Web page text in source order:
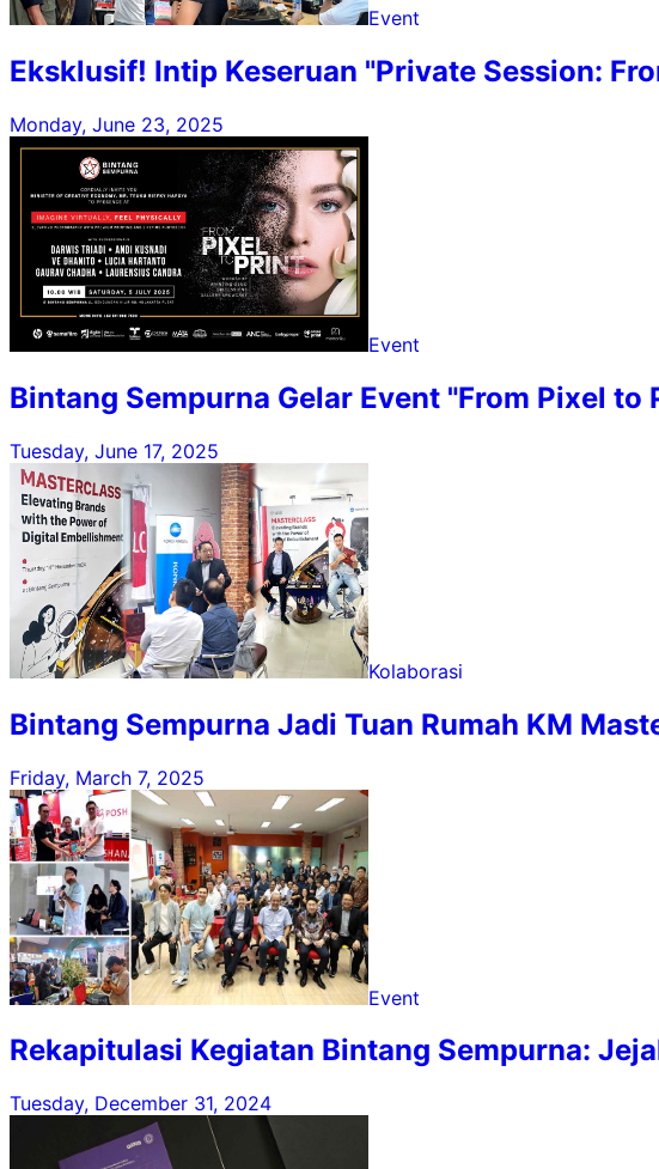
Event
Eksklusif! Intip Keseruan "Private Session:
Monday, June 23, 2025
Event
Bintang Sempurna Gelar Event "From Pixel
Tuesday, June 17, 2025
Kolaborasi
Bintang Sempurna Jadi Tuan Rumah KM
Friday, March 7, 2025
Event
Rekapitulasi Kegiatan Bintang Sempurna:
Tuesday, December 31, 2024